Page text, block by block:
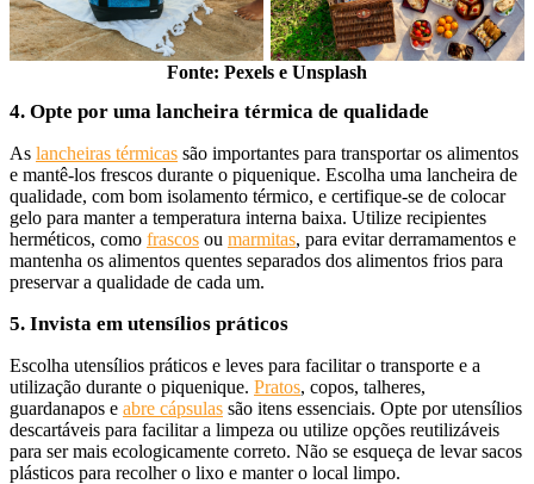
Fonte: Pexels e Unsplash
4. Opte por uma lancheira térmica de qualidade
As lancheiras térmicas são importantes para transportar os alimentos
e mantê-los frescos durante o piquenique. Escolha uma lancheira de
qualidade, com bom isolamento térmico, e certifique-se de colocar
gelo para manter a temperatura interna baixa. Utilize recipientes
herméticos, como frascos ou marmitas, para evitar derramamentos e
mantenha os alimentos quentes separados dos alimentos frios para
preservar a qualidade de cada um.
5. Invista em utensílios práticos
Escolha utensílios práticos e leves para facilitar o transporte e a
utilização durante o piquenique. Pratos, copos, talheres,
guardanapos e abre cápsulas são itens essenciais. Opte por utensílios
descartáveis para facilitar a limpeza ou utilize opções reutilizáveis
para ser mais ecologicamente correto. Não se esqueça de levar sacos
plásticos para recolher o lixo e manter o local limpo.